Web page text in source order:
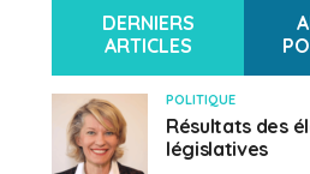
DERNIERS
ARTICLES
POLITIQUE
Résultats des
législatives